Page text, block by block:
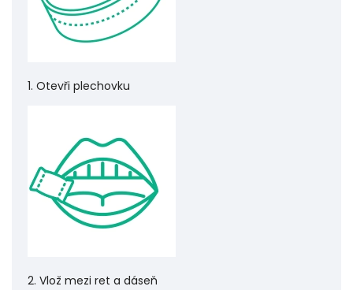
1. Otevři plechovku
2. Vlož mezi ret a dáseň